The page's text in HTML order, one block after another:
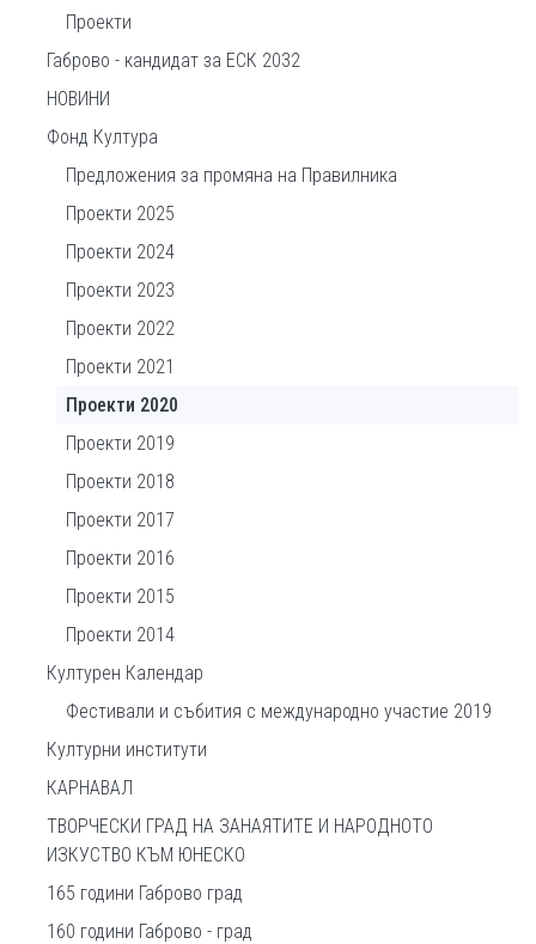
Проекти
Габрово - кандидат за ЕСК 2032
НОВИНИ
Фонд Култура
Предложения за промяна на Правилника
Проекти 2025
Проекти 2024
Проекти 2023
Проекти 2022
Проекти 2021
Проекти 2020
Проекти 2019
Проекти 2018
Проекти 2017
Проекти 2016
Проекти 2015
Проекти 2014
Културен Календар
Фестивали и събития с международно участие 2019
Културни институти
КАРНАВАЛ
ТВОРЧЕСКИ ГРАД НА ЗАНАЯТИТЕ И НАРОДНОТО
ИЗКУСТВО КЪМ ЮНЕСКО
165 години Габрово град
160 години Габрово - град